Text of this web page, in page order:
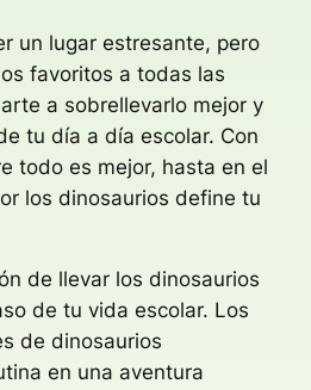
un lugar estresante, pero
favoritos a todas las
a sobrellevarlo mejor y
tu día a día escolar. Con
todo es mejor, hasta en el
los dinosaurios define tu
de llevar los dinosaurios
de tu vida escolar. Los
de dinosaurios
en una aventura